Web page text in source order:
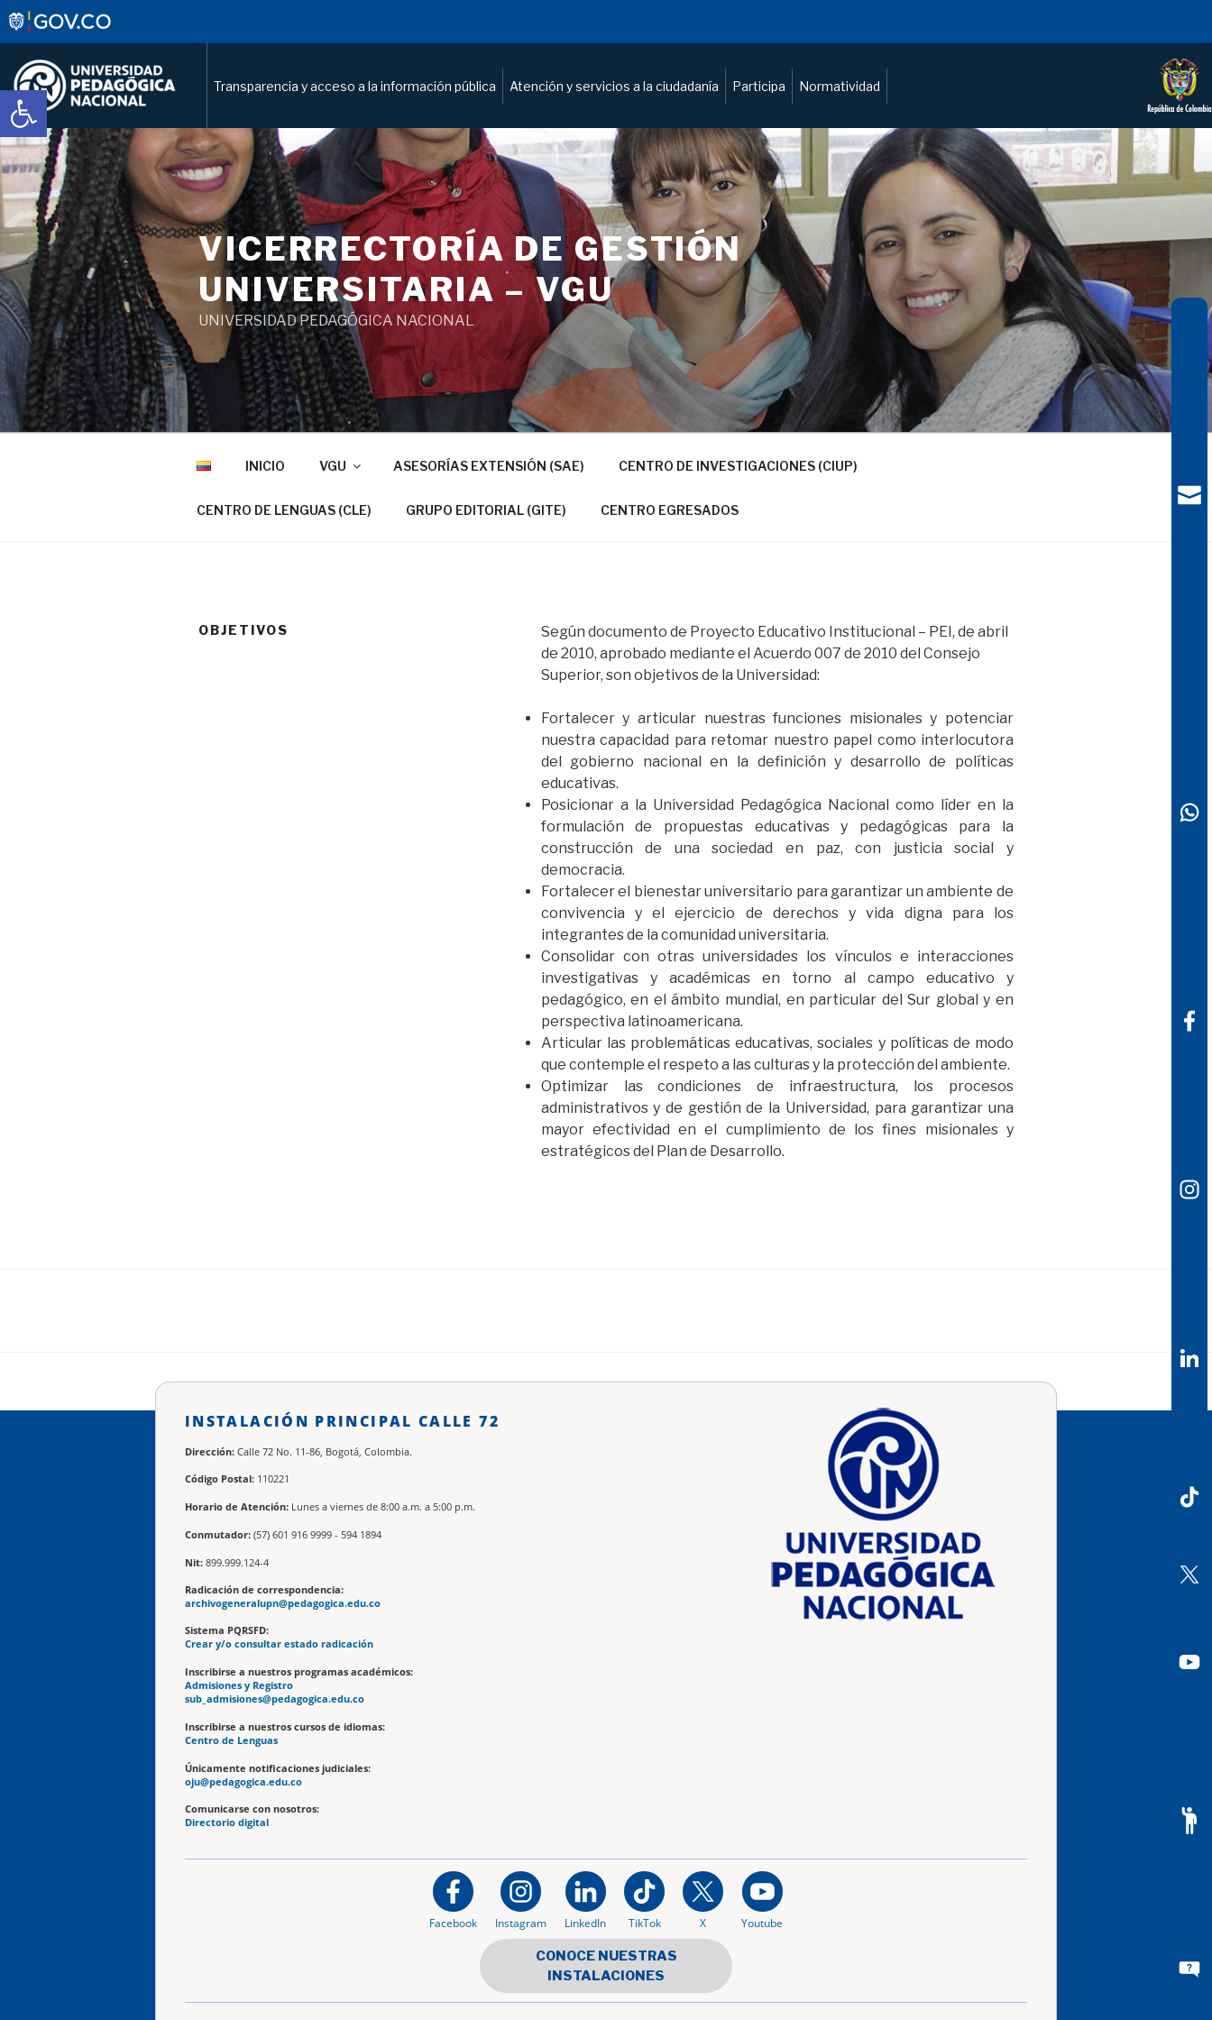
Abrir barra de herramientas Transparencia y acceso a la información pública Atención y servicios a la ciudadanía Participa Normatividad
Saltar
al
contenido
VICERRECTORÍA DE GESTIÓN
UNIVERSITARIA – VGU
UNIVERSIDAD PEDAGÓGICA NACIONAL
INICIO VGU ASESORÍAS EXTENSIÓN (SAE) CENTRO DE INVESTIGACIONES (CIUP)
CENTRO DE LENGUAS (CLE) GRUPO EDITORIAL (GITE) CENTRO EGRESADOS
OBJETIVOS
Según documento de Proyecto Educativo Institucional – PEI, de abril
de 2010, aprobado mediante el Acuerdo 007 de 2010 del Consejo
Superior, son objetivos de la Universidad:
Fortalecer y articular nuestras funciones misionales y potenciar
nuestra capacidad para retomar nuestro papel como interlocutora
del gobierno nacional en la definición y desarrollo de políticas
educativas.
Posicionar a la Universidad Pedagógica Nacional como líder en la
formulación de propuestas educativas y pedagógicas para la
construcción de una sociedad en paz, con justicia social y
democracia.
Fortalecer el bienestar universitario para garantizar un ambiente de
convivencia y el ejercicio de derechos y vida digna para los
integrantes de la comunidad universitaria.
Consolidar con otras universidades los vínculos e interacciones
investigativas y académicas en torno al campo educativo y
pedagógico, en el ámbito mundial, en particular del Sur global y en
perspectiva latinoamericana.
Articular las problemáticas educativas, sociales y políticas de modo
que contemple el respeto a las culturas y la protección del ambiente.
Optimizar las condiciones de infraestructura, los procesos
administrativos y de gestión de la Universidad, para garantizar una
mayor efectividad en el cumplimiento de los fines misionales y
estratégicos del Plan de Desarrollo.
INSTALACIÓN PRINCIPAL CALLE 72
Dirección: Calle 72 No. 11-86, Bogotá, Colombia.
Código Postal: 110221
Horario de Atención: Lunes a viernes de 8:00 a.m. a 5:00 p.m.
Conmutador: (57) 601 916 9999 - 594 1894
Nit: 899.999.124-4
Radicación de correspondencia:
archivogeneralupn@pedagogica.edu.co
Sistema PQRSFD:
Crear y/o consultar estado radicación
Inscribirse a nuestros programas académicos:
Admisiones y Registro
sub_admisiones@pedagogica.edu.co
Inscribirse a nuestros cursos de idiomas:
Centro de Lenguas
Únicamente notificaciones judiciales:
oju@pedagogica.edu.co
Comunicarse con nosotros:
Directorio digital
Facebook Instagram LinkedIn TikTok X Youtube
CONOCE NUESTRAS
INSTALACIONES